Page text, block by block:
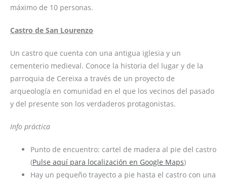
máximo de 10 personas.
Castro de San Lourenzo
Un castro que cuenta con una antigua iglesia y un
cementerio medieval. Conoce la historia del lugar y de la
parroquia de Cereixa a través de un proyecto de
arqueología en comunidad en el que los vecinos del pasado
y del presente son los verdaderos protagonistas.
Info práctica
Punto de encuentro: cartel de madera al pie del castro
(Pulse aquí para localización en Google Maps)
Hay un pequeño trayecto a pie hasta el castro con una